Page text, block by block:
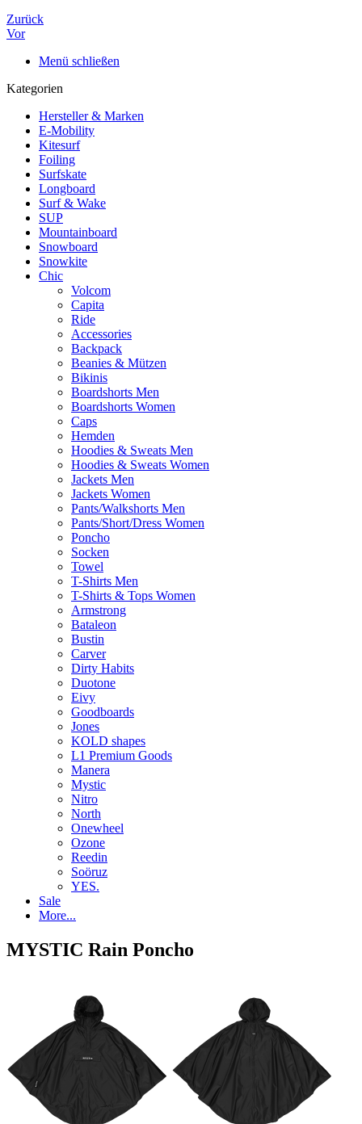
Zurück
Vor
Menü schließen
Kategorien
Hersteller & Marken
E-Mobility
Kitesurf
Foiling
Surfskate
Longboard
Surf & Wake
SUP
Mountainboard
Snowboard
Snowkite
Chic
Volcom
Capita
Ride
Accessories
Backpack
Beanies & Mützen
Bikinis
Boardshorts Men
Boardshorts Women
Caps
Hemden
Hoodies & Sweats Men
Hoodies & Sweats Women
Jackets Men
Jackets Women
Pants/Walkshorts Men
Pants/Short/Dress Women
Poncho
Socken
Towel
T-Shirts Men
T-Shirts & Tops Women
Armstrong
Bataleon
Bustin
Carver
Dirty Habits
Duotone
Eivy
Goodboards
Jones
KOLD shapes
L1 Premium Goods
Manera
Mystic
Nitro
North
Onewheel
Ozone
Reedin
Soöruz
YES.
Sale
More...
MYSTIC Rain Poncho